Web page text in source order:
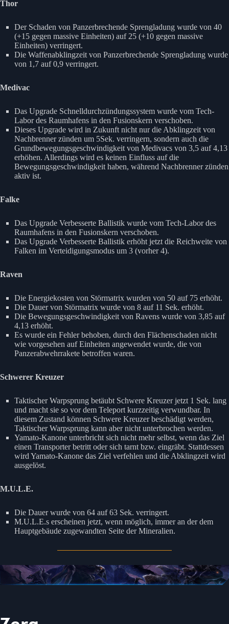
Thor
Der Schaden von Panzerbrechende Sprengladung wurde von 40
(+15 gegen massive Einheiten) auf 25 (+10 gegen massive
Einheiten) verringert.
Die Waffenabklingzeit von Panzerbrechende Sprengladung wurde
von 1,7 auf 0,9 verringert.
Medivac
Das Upgrade Schnelldurchzündungssystem wurde vom Tech-
Labor des Raumhafens in den Fusionskern verschoben.
Dieses Upgrade wird in Zukunft nicht nur die Abklingzeit von
Nachbrenner zünden um 5Sek. verringern, sondern auch die
Grundbewegungsgeschwindigkeit von Medivacs von 3,5 auf 4,13
erhöhen. Allerdings wird es keinen Einfluss auf die
Bewegungsgeschwindigkeit haben, während Nachbrenner zünden
aktiv ist.
Falke
Das Upgrade Verbesserte Ballistik wurde vom Tech-Labor des
Raumhafens in den Fusionskern verschoben.
Das Upgrade Verbesserte Ballistik erhöht jetzt die Reichweite von
Falken im Verteidigungsmodus um 3 (vorher 4).
Raven
Die Energiekosten von Störmatrix wurden von 50 auf 75 erhöht.
Die Dauer von Störmatrix wurde von 8 auf 11 Sek. erhöht.
Die Bewegungsgeschwindigkeit von Ravens wurde von 3,85 auf
4,13 erhöht.
Es wurde ein Fehler behoben, durch den Flächenschaden nicht
wie vorgesehen auf Einheiten angewendet wurde, die von
Panzerabwehrrakete betroffen waren.
Schwerer Kreuzer
Taktischer Warpsprung betäubt Schwere Kreuzer jetzt 1 Sek. lang
und macht sie so vor dem Teleport kurzzeitig verwundbar. In
diesem Zustand können Schwere Kreuzer beschädigt werden,
Taktischer Warpsprung kann aber nicht unterbrochen werden.
Yamato-Kanone unterbricht sich nicht mehr selbst, wenn das Ziel
einen Transporter betritt oder sich tarnt bzw. eingräbt. Stattdessen
wird Yamato-Kanone das Ziel verfehlen und die Abklingzeit wird
ausgelöst.
M.U.L.E.
Die Dauer wurde von 64 auf 63 Sek. verringert.
M.U.L.E.s erscheinen jetzt, wenn möglich, immer an der dem
Hauptgebäude zugewandten Seite der Mineralien.